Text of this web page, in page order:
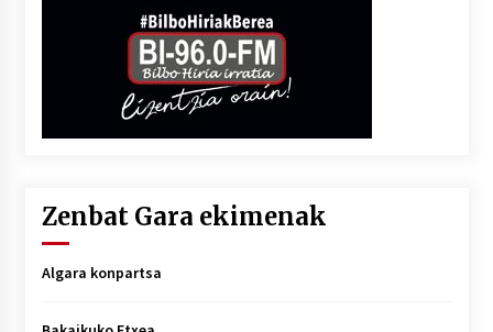
Zenbat Gara ekimenak
Algara konpartsa